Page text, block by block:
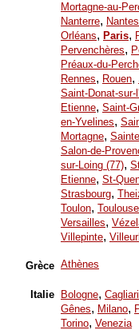
Mortagne-au-
Nanterre, Nantes
Orléans, Paris,
Pervenchères,
Préaux-du-
Rennes, Rouen,
Saint-Donat-sur-
Etienne, Saint-
en-Yvelines,
Mortagne,
Salon-de-
sur-Loing (77),
Etienne, St-
Strasbourg,
Toulon, Toulouse
Versailles,
Villepinte,
Grèce Athènes
Italie Bologne, Cagliari
Gênes, Milano,
Torino, Venezia